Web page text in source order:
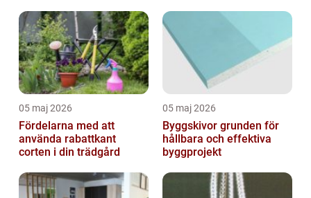
05 maj 2026
Fördelarna med att
använda rabattkant
corten i din trädgård
05 maj 2026
Byggskivor grunden för
hållbara och effektiva
byggprojekt